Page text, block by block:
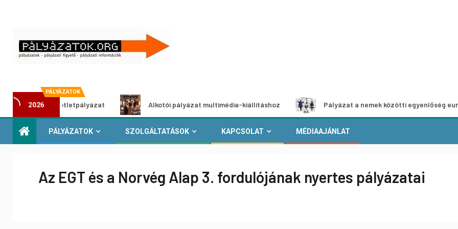
PÁLYÁZATOK
2026
ötletpályázat Alkotói pályázat multimédia-kiállításhoz Pályázat a nemek közötti egyenlőség európai
PÁLYÁZATOK SZOLGÁLTATÁSOK KAPCSOLAT MÉDIAAJÁNLAT
Az EGT és a Norvég Alap 3. fordulójának nyertes pályázatai